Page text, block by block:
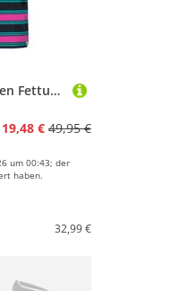
Rock Experience Herren Fettuccini T-Shirt
19,48 € 49,95 €
um 00:43; der
haben.
32,99 €